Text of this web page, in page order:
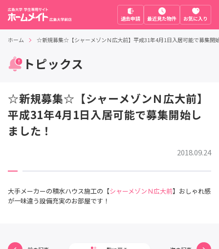
退去申請 最近見た物件 お気に入り
ホーム ☆新規募集☆【シャーメゾンＮ広大前】平成31年4月1日入居可能で募集開
トピックス
☆新規募集☆【シャーメゾンＮ広大前】
平成31年4月1日入居可能で募集開始し
ました！
2018.09.24
大手メーカーの積水ハウス施工の【シャーメゾンＮ広大前】おしゃれ感
が一味違う設備充実のお部屋です！